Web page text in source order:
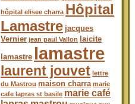
hôpital elisee charra Hôpital
Lamastre jacques
Vernier jean paul Vallon
laicite
lamastre lamastre
laurent jouvet lettre
du Mastrou maison charra marie
cafe lapras st basile marie café